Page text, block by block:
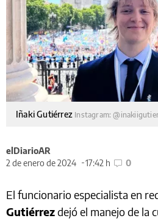
Iñaki Gutiérrez Instagram:
elDiarioAR
2 de enero de 2024
17:42 h 0
El funcionario especialista en
Gutiérrezdejó el manejo de la